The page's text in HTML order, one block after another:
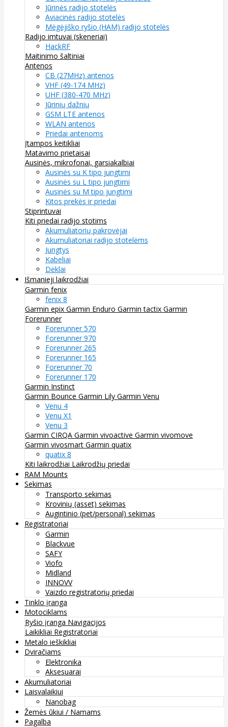
Jūrinės radijo stotelės
Aviacinės radijo stotelės
Mėgėjiško ryšio (HAM) radijo stotelės
Radijo imtuvai (skeneriai)
HackRF
Maitinimo šaltiniai
Antenos
CB (27MHz) antenos
VHF (49-174 MHz)
UHF (380-470 MHz)
Jūrinių dažnių
GSM LTE antenos
WLAN antenos
Priedai antenoms
Įtampos keitikliai
Matavimo prietaisai
Ausinės, mikrofonai, garsiakalbiai
Ausinės su K tipo jungtimi
Ausinės su L tipo jungtimi
Ausinės su M tipo jungtimi
Kitos prekės ir priedai
Stiprintuvai
Kiti priedai radijo stotims
Akumuliatorių pakrovėjai
Akumuliatoriai radijo stotelėms
Jungtys
Kabeliai
Dėklai
Išmanieji laikrodžiai
Garmin fenix
fenix 8
Garmin epix Garmin Enduro Garmin tactix Garmin
Forerunner
Forerunner 570
Forerunner 970
Forerunner 265
Forerunner 165
Forerunner 70
Forerunner 170
Garmin Instinct
Garmin Bounce Garmin Lily Garmin Venu
Venu 4
Venu X1
Venu 3
Garmin CIRQA Garmin vivoactive Garmin vivomove
Garmin vivosmart Garmin quatix
quatix 8
Kiti laikrodžiai Laikrodžių priedai
RAM Mounts
Sekimas
Transporto sekimas
Krovinių (asset) sekimas
Augintinio (pet/personal) sekimas
Registratoriai
Garmin
Blackvue
SAFY
Viofo
Midland
INNOVV
Vaizdo registratorių priedai
Tinklo įranga
Motociklams
Ryšio įranga Navigacijos
Laikikliai Registratoriai
Metalo ieškikliai
Dviračiams
Elektronika
Aksesuarai
Akumuliatoriai
Laisvalaikiui
Nanobag
Žemės ūkiui / Namams
Pagalba